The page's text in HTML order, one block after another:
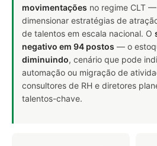
movimentações no regime CLT
dimensionar estratégias de
de talentos em escala nacional. O
negativo em 94 postos — o
diminuindo, cenário que pode
automação ou migração de
consultores de RH e diretores
talentos-chave.